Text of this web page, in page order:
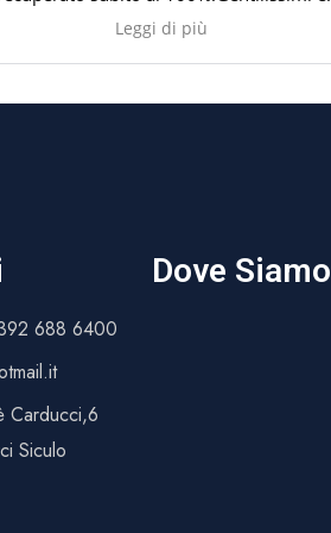
sempre a disposizione
Leggi di più
688 6400
Carducci,6
Siculo
Dove Siamo